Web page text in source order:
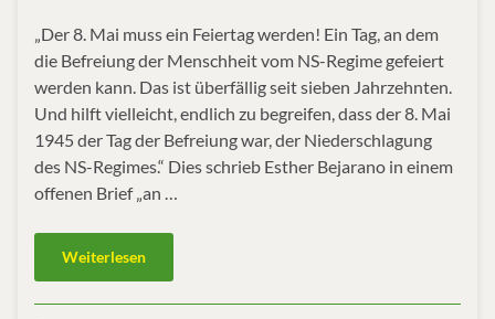
„Der 8. Mai muss ein Feiertag werden! Ein Tag, an dem
die Befreiung der Menschheit vom NS-Regime gefeiert
werden kann. Das ist überfällig seit sieben Jahrzehnten.
Und hilft vielleicht, endlich zu begreifen, dass der 8. Mai
1945 der Tag der Befreiung war, der Niederschlagung
des NS-Regimes.“ Dies schrieb Esther Bejarano in einem
offenen Brief „an …
Weiterlesen